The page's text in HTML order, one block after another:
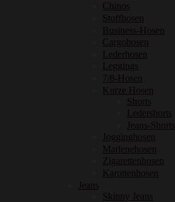
Chinos
Stoffhosen
Business-Hosen
Cargohosen
Lederhosen
Leggings
7/8-Hosen
Kurze Hosen
Shorts
Ledershorts
Jeans-Shorts
Jogginghosen
Marlenehosen
Zigarettenhosen
Karottenhosen
Jeans
Skinny Jeans